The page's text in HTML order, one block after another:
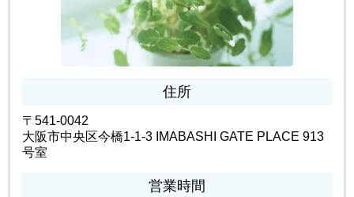
住所
〒541-0042
大阪市中央区今橋1-1-3 IMABASHI GATE PLACE 913
号室
営業時間